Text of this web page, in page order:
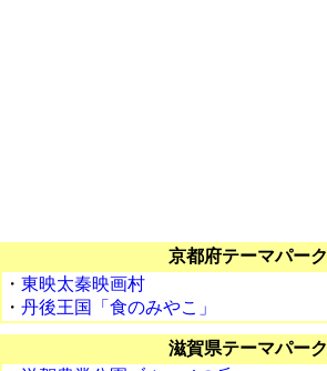
京都府テーマパーク
・ 東映太秦映画村
・ 丹後王国「食のみやこ」
滋賀県テーマパーク